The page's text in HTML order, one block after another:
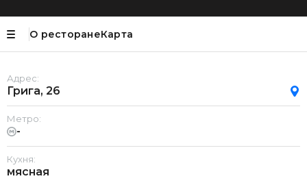
О ресторанеКарта
Адрес:
Грига, 26
Метро:
-
Кухня:
мясная